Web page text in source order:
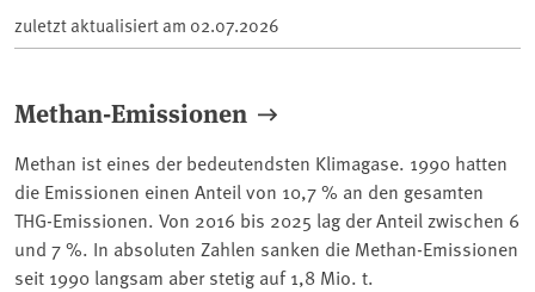
zuletzt aktualisiert am 02.07.2026
Methan-Emissionen
Methan ist eines der bedeutendsten Klimagase. 1990 hatten
die Emissionen einen Anteil von 10,7 % an den gesamten
THG-Emissionen. Von 2016 bis 2025 lag der Anteil zwischen 6
und 7 %. In absoluten Zahlen sanken die Methan-Emissionen
seit 1990 langsam aber stetig auf 1,8 Mio. t.